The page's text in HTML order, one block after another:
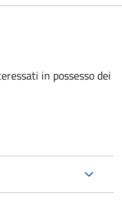
in possesso dei